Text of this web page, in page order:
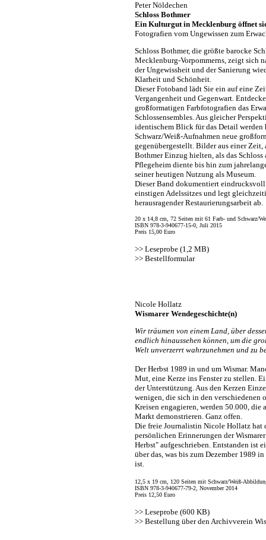
Peter Nöldechen
Schloss Bothmer
Ein Kulturgut in Mecklenburg öffnet
Fotografien vom Ungewissen zum
Schloss Bothmer, die größte barocke
Mecklenburg-Vorpommerns, zeigt sich
der Ungewissheit und der Sanierung
Klarheit und Schönheit.
Dieser Fotoband lädt Sie ein auf eine
Vergangenheit und Gegenwart.
großformatigen Farbfotografien das
Schlossensembles. Aus gleicher
identischem Blick für das Detail werden
Schwarz/Weiß-Aufnahmen neue
gegenübergestellt. Bilder aus einer Zeit,
Bothmer Einzug hielten, als das Schloss
Pflegeheim diente bis hin zum
seiner heutigen Nutzung als Museum.
Dieser Band dokumentiert eindrucksvoll
einstigen Adelssitzes und legt
herausragender Restaurierungsarbeit ab.
20 x 14,8 cm, 72 Seiten mit 61 Farb- und Schwarz/
ISBN 978-3-940677-15-0, Juli 2015
Preis 15,00 Euro
>> Leseprobe (1,2 MB)
>> Bestellformular
Nicole Hollatz
Wismarer Wendegeschichte(n)
Wir träumen von einem Land, über
endlich hinaussehen können, um die
Welt unverzerrt wahrzunehmen und zu
Der Herbst 1989 in und um Wismar.
Mut, eine Kerze ins Fenster zu stellen.
der Unterstützung. Aus den Kerzen
wenigen, die sich in den verschiedenen
Kreisen engagieren, werden 50.000, die
Markt demonstrieren. Ganz offen.
Die freie Journalistin Nicole Hollatz hat
persönlichen Erinnerungen der
Herbst" aufgeschrieben. Entstanden ist
über das, was bis zum Dezember 1989
ist.
12,5 x 19 cm, 120 Seiten mit Schwarz/Weiß-
ISBN 978-3-940677-79-2, November 2014
Preis 12,50 Euro
>> Leseprobe (600 KB)
>> Bestellung über den Archivverein